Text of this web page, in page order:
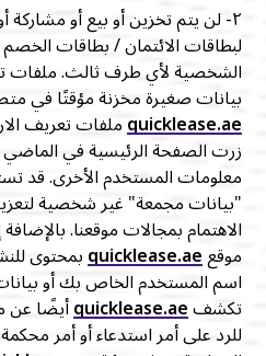
٢- لن يتم تخزين أو بيع أو
لبطاقات الائتمان / بطاقات الخصم
الشخصية لأي طرف ثالث. ملفات
بيانات صغيرة مخزنة مؤقتًا في
quicklease.aeملفات تعريف
زرت الصفحة الرئيسية في الماضي
معلومات المستخدم الأخرى. قد
"بيانات مجمعة" غير شخصية
الاهتمام بمجالات موقعنا.
موقعquicklease.aeبمحتوى
اسم المستخدم الخاص بك أو
تكشفquicklease.aeأيضًا عن
للرد على أمر استدعاء أو أمر